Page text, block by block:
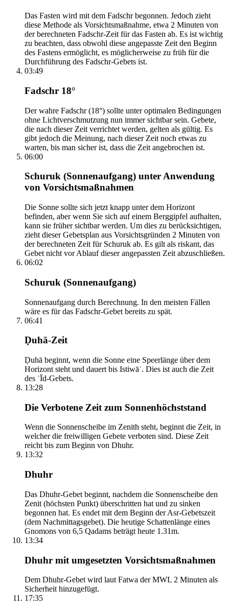
Das Fasten wird mit dem Fadschr begonnen. Jedoch zieht
diese Methode als Vorsichtsmaßnahme, etwa 2 Minuten von
der berechneten Fadschr-Zeit für das Fasten ab. Es ist wichtig
zu beachten, dass obwohl diese angepasste Zeit den Beginn
des Fastens ermöglicht, es möglicherweise zu früh für die
Durchführung des Fadschr-Gebets ist.
03:49
Fadschr 18°
Der wahre Fadschr (18°) sollte unter optimalen Bedingungen
ohne Lichtverschmutzung nun immer sichtbar sein. Gebete,
die nach dieser Zeit verrichtet werden, gelten als gültig. Es
gibt jedoch die Meinung, nach dieser Zeit noch etwas zu
warten, bis man sicher ist, dass die Zeit angebrochen ist.
06:00
Schuruk (Sonnenaufgang) unter Anwendung
von Vorsichtsmaßnahmen
Die Sonne sollte sich jetzt knapp unter dem Horizont
befinden, aber wenn Sie sich auf einem Berggipfel aufhalten,
kann sie früher sichtbar werden. Um dies zu berücksichtigen,
zieht dieser Gebetsplan aus Vorsichtsgründen 2 Minuten von
der berechneten Zeit für Schuruk ab. Es gilt als riskant, das
Gebet nicht vor Ablauf dieser angepassten Zeit abzuschließen.
06:02
Schuruk (Sonnenaufgang)
Sonnenaufgang durch Berechnung. In den meisten Fällen
wäre es für das Fadschr-Gebet bereits zu spät.
06:41
Ḍuhā-Zeit
Ḍuhā beginnt, wenn die Sonne eine Speerlänge über dem
Horizont steht und dauert bis Istiwāʾ. Dies ist auch die Zeit
des ʿĪd-Gebets.
13:28
Die Verbotene Zeit zum Sonnenhöchststand
Wenn die Sonnenscheibe im Zenith steht, beginnt die Zeit, in
welcher die freiwilligen Gebete verboten sind. Diese Zeit
reicht bis zum Beginn von Dhuhr.
13:32
Dhuhr
Das Dhuhr-Gebet beginnt, nachdem die Sonnenscheibe den
Zenit (höchsten Punkt) überschritten hat und zu sinken
begonnen hat. Es endet mit dem Beginn der Asr-Gebetszeit
(dem Nachmittagsgebet). Die heutige Schattenlänge eines
Gnomons von 6,5 Qadams beträgt heute 1.31m.
13:34
Dhuhr mit umgesetzten Vorsichtsmaßnahmen
Dem Dhuhr-Gebet wird laut Fatwa der MWL 2 Minuten als
Sicherheit hinzugefügt.
17:35